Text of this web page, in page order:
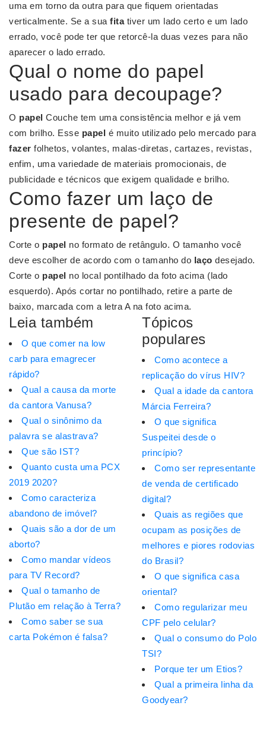
uma em torno da outra para que fiquem orientadas
verticalmente. Se a sua fitativer um lado certo e um lado
errado, você pode ter que retorcê-la duas vezes para não
aparecer o lado errado.
Qual o nome do papel
usado para decoupage?
O papel Couche tem uma consistência melhor e já vem
com brilho. Esse papel é muito utilizado pelo mercado para
fazer folhetos, volantes, malas-diretas, cartazes, revistas,
enfim, uma variedade de materiais promocionais, de
publicidade e técnicos que exigem qualidade e brilho.
Como fazer um laço de
presente de papel?
Corte o papel no formato de retângulo. O tamanho você
deve escolher de acordo com o tamanho do laço desejado.
Corte o papel no local pontilhado da foto acima (lado
esquerdo). Após cortar no pontilhado, retire a parte de
baixo, marcada com a letra A na foto acima.
Leia também
O que comer na low
carb para emagrecer
rápido?
Qual a causa da morte
da cantora Vanusa?
Qual o sinônimo da
palavra se alastrava?
Que são IST?
Quanto custa uma PCX
2019 2020?
Como caracteriza
abandono de imóvel?
Quais são a dor de um
aborto?
Como mandar vídeos
para TV Record?
Qual o tamanho de
Plutão em relação à Terra?
Como saber se sua
carta Pokémon é falsa?
Tópicos
populares
Como acontece a
replicação do vírus HIV?
Qual a idade da cantora
Márcia Ferreira?
O que significa
Suspeitei desde o
princípio?
Como ser representante
de venda de certificado
digital?
Quais as regiões que
ocupam as posições de
melhores e piores rodovias
do Brasil?
O que significa casa
oriental?
Como regularizar meu
CPF pelo celular?
Qual o consumo do Polo
TSI?
Porque ter um Etios?
Qual a primeira linha da
Goodyear?